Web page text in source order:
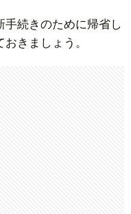
続きのために帰省し
きましょう。